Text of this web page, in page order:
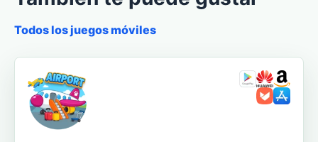
Todos los juegos móviles